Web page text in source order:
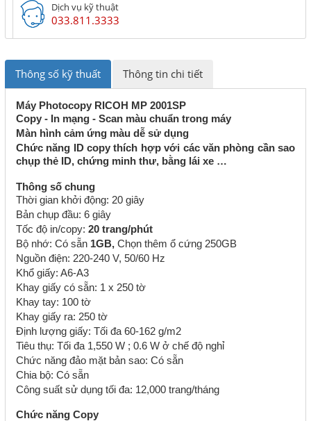
Dịch vụ kỹ thuật
033.811.3333
Thông số kỹ thuất Thông tin chi tiết
Máy Photocopy RICOH MP 2001SP
Copy - In mạng - Scan màu chuẩn trong máy
Màn hình cảm ứng màu dễ sử dụng
Chức năng ID copy thích hợp với các văn phòng cần sao
chụp thẻ ID, chứng minh thư, bằng lái xe …
Thông số chung
Thời gian khởi động: 20 giây
Bản chụp đầu: 6 giây
Tốc độ in/copy: 20 trang/phút
Bộ nhớ: Có sẵn 1GB, Chọn thêm ổ cứng 250GB
Nguồn điện: 220-240 V, 50/60 Hz
Khổ giấy: A6-A3
Khay giấy có sẵn: 1 x 250 tờ
Khay tay: 100 tờ
Khay giấy ra: 250 tờ
Định lượng giấy: Tối đa 60-162 g/m2
Tiêu thụ: Tối đa 1,550 W ; 0.6 W ở chế độ nghỉ
Chức năng đảo mặt bản sao: Có sẵn
Chia bộ: Có sẵn
Công suất sử dụng tối đa: 12,000 trang/tháng
Chức năng Copy